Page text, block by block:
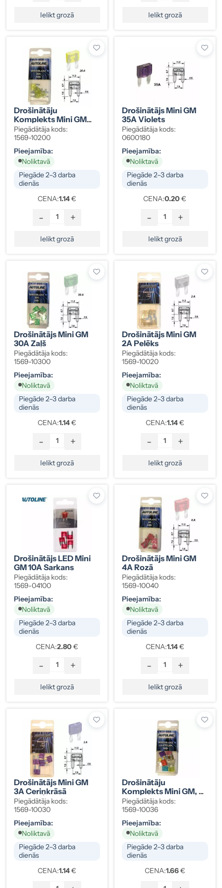
Ielikt grozā Ielikt grozā
Drošinātāju
Komplekts Mini GM
20A Dzeltens, 5 Gab.
Piegādātāja kods:
1569-10200
Pieejamība:
Noliktavā
Piegāde 2–3 darba
dienās
CENA:1.14€
- +
Ielikt grozā
Drošinātājs Mini GM
35A Violets
Piegādātāja kods:
0600180
Pieejamība:
Noliktavā
Piegāde 2–3 darba
dienās
CENA:0.20 €
- +
Ielikt grozā
Drošinātājs Mini GM
30A Zaļš
Piegādātāja kods:
1569-10300
Pieejamība:
Noliktavā
Piegāde 2–3 darba
dienās
CENA:1.14€
- +
Ielikt grozā
Drošinātājs Mini GM
2A Pelēks
Piegādātāja kods:
1569-10020
Pieejamība:
Noliktavā
Piegāde 2–3 darba
dienās
CENA:1.14€
- +
Ielikt grozā
Drošinātājs LED Mini
GM 10A Sarkans
Piegādātāja kods:
1569-04100
Pieejamība:
Noliktavā
Piegāde 2–3 darba
dienās
CENA:2.80 €
- +
Ielikt grozā
Drošinātājs Mini GM
4A Rozā
Piegādātāja kods:
1569-10040
Pieejamība:
Noliktavā
Piegāde 2–3 darba
dienās
CENA:1.14€
- +
Ielikt grozā
Drošinātājs Mini GM
3A Ceriņkrāsā
Piegādātāja kods:
1569-10030
Pieejamība:
Noliktavā
Piegāde 2–3 darba
dienās
CENA:1.14€
Drošinātāju
Komplekts Mini GM, 8
Gab.
Piegādātāja kods:
1569-10036
Pieejamība:
Noliktavā
Piegāde 2–3 darba
dienās
CENA:1.66€